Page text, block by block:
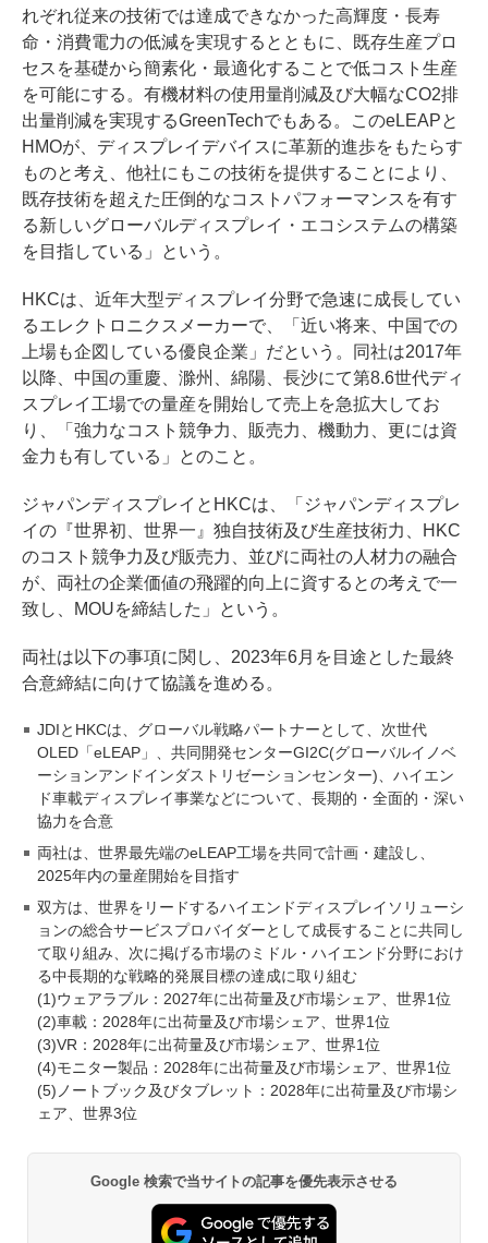
れぞれ従来の技術では達成できなかった高輝度・長寿
命・消費電力の低減を実現するとともに、既存生産プロ
セスを基礎から簡素化・最適化することで低コスト生産
を可能にする。有機材料の使用量削減及び大幅なCO2排
出量削減を実現するGreenTechでもある。このeLEAPと
HMOが、ディスプレイデバイスに革新的進歩をもたらす
ものと考え、他社にもこの技術を提供することにより、
既存技術を超えた圧倒的なコストパフォーマンスを有す
る新しいグローバルディスプレイ・エコシステムの構築
を目指している」という。
HKCは、近年大型ディスプレイ分野で急速に成長してい
るエレクトロニクスメーカーで、「近い将来、中国での
上場も企図している優良企業」だという。同社は2017年
以降、中国の重慶、滁州、綿陽、長沙にて第8.6世代ディ
スプレイ工場での量産を開始して売上を急拡大してお
り、「強力なコスト競争力、販売力、機動力、更には資
金力も有している」とのこと。
ジャパンディスプレイとHKCは、「ジャパンディスプレ
イの『世界初、世界一』独自技術及び生産技術力、HKC
のコスト競争力及び販売力、並びに両社の人材力の融合
が、両社の企業価値の飛躍的向上に資するとの考えで一
致し、MOUを締結した」という。
両社は以下の事項に関し、2023年6月を目途とした最終
合意締結に向けて協議を進める。
JDIとHKCは、グローバル戦略パートナーとして、次世代
OLED「eLEAP」、共同開発センターGI2C(グローバルイノベ
ーションアンドインダストリゼーションセンター)、ハイエン
ド車載ディスプレイ事業などについて、長期的・全面的・深い
協力を合意
両社は、世界最先端のeLEAP工場を共同で計画・建設し、
2025年内の量産開始を目指す
双方は、世界をリードするハイエンドディスプレイソリューシ
ョンの総合サービスプロバイダーとして成長することに共同し
て取り組み、次に掲げる市場のミドル・ハイエンド分野におけ
る中長期的な戦略的発展目標の達成に取り組む
(1)ウェアラブル：2027年に出荷量及び市場シェア、世界1位
(2)車載：2028年に出荷量及び市場シェア、世界1位
(3)VR：2028年に出荷量及び市場シェア、世界1位
(4)モニター製品：2028年に出荷量及び市場シェア、世界1位
(5)ノートブック及びタブレット：2028年に出荷量及び市場シ
ェア、世界3位
Google 検索で当サイトの記事を優先表示させる